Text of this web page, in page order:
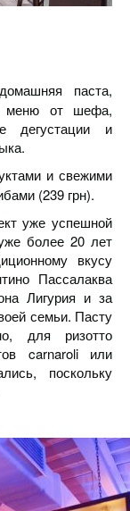
паста,
меню от шефа,
дегустации и
и свежими
(239 грн).
уже успешной
более 20 лет
вкусу
Пассалаква
Лигурия и за
семьи. Пасту
для ризотто
carnaroli или
поскольку